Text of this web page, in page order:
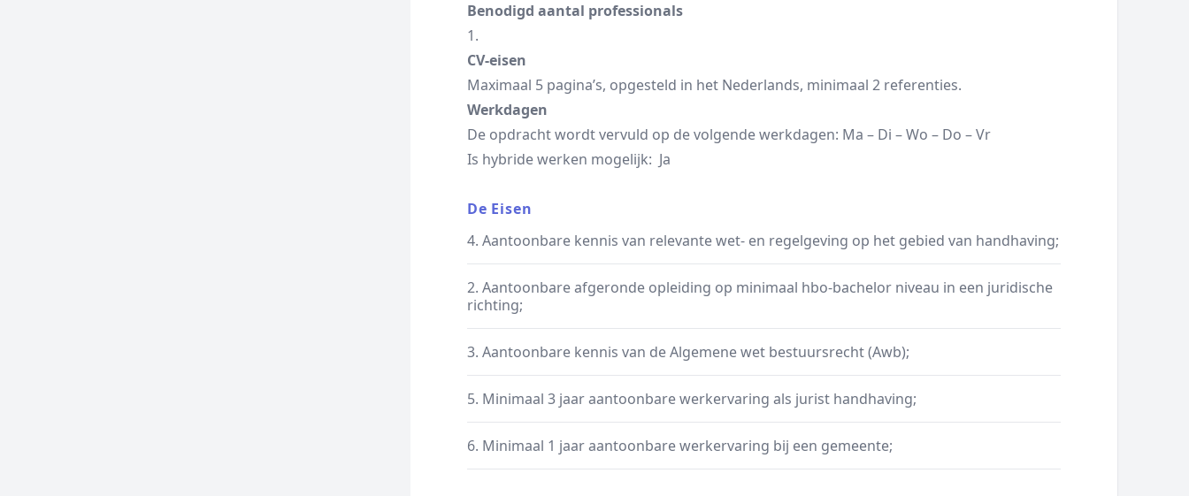
Benodigd aantal professionals
1.
CV-eisen
Maximaal 5 pagina’s, opgesteld in het Nederlands, minimaal 2 referenties.
Werkdagen
De opdracht wordt vervuld op de volgende werkdagen: Ma – Di – Wo – Do – Vr
Is hybride werken mogelijk: Ja
De Eisen
4. Aantoonbare kennis van relevante wet- en regelgeving op het gebied van handhaving;
2. Aantoonbare afgeronde opleiding op minimaal hbo-bachelor niveau in een juridische
richting;
3. Aantoonbare kennis van de Algemene wet bestuursrecht (Awb);
5. Minimaal 3 jaar aantoonbare werkervaring als jurist handhaving;
6. Minimaal 1 jaar aantoonbare werkervaring bij een gemeente;